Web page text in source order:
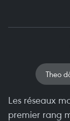
Theo
Les réseaux
premier rang